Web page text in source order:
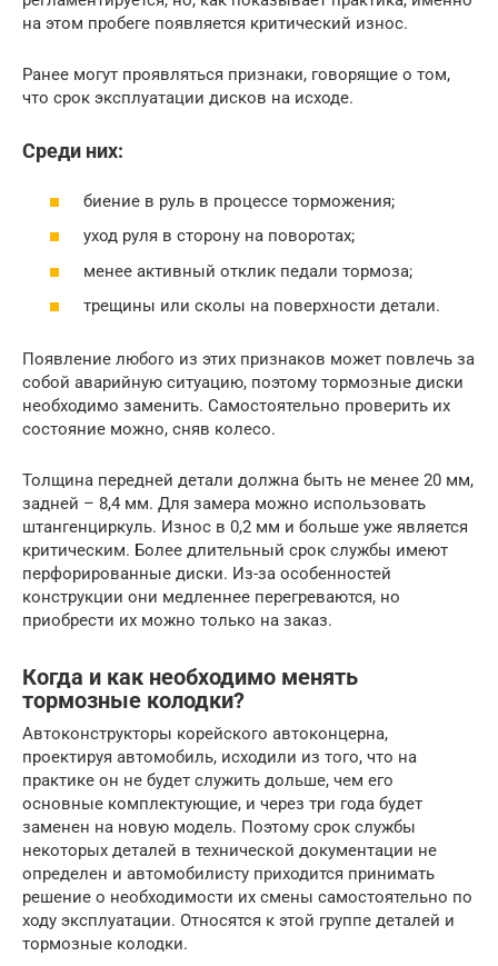
на этом пробеге появляется критический износ.
Ранее могут проявляться признаки, говорящие о том,
что срок эксплуатации дисков на исходе.
Среди них:
биение в руль в процессе торможения;
уход руля в сторону на поворотах;
менее активный отклик педали тормоза;
трещины или сколы на поверхности детали.
Появление любого из этих признаков может повлечь за
собой аварийную ситуацию, поэтому тормозные диски
необходимо заменить. Самостоятельно проверить их
состояние можно, сняв колесо.
Толщина передней детали должна быть не менее 20 мм,
задней – 8,4 мм. Для замера можно использовать
штангенциркуль. Износ в 0,2 мм и больше уже является
критическим. Более длительный срок службы имеют
перфорированные диски. Из-за особенностей
конструкции они медленнее перегреваются, но
приобрести их можно только на заказ.
Когда и как необходимо менять
тормозные колодки?
Автоконструкторы корейского автоконцерна,
проектируя автомобиль, исходили из того, что на
практике он не будет служить дольше, чем его
основные комплектующие, и через три года будет
заменен на новую модель. Поэтому срок службы
некоторых деталей в технической документации не
определен и автомобилисту приходится принимать
решение о необходимости их смены самостоятельно по
ходу эксплуатации. Относятся к этой группе деталей и
тормозные колодки.